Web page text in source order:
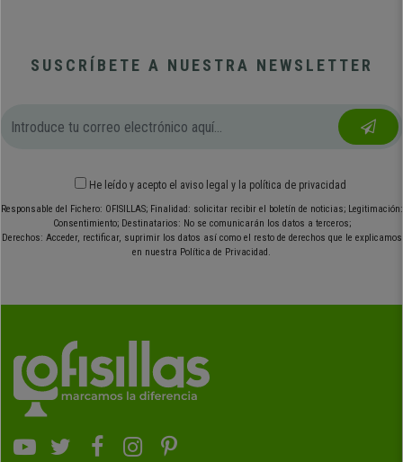
SUSCRÍBETE A NUESTRA NEWSLETTER
He leído y acepto el aviso legal y la política de privacidad
Responsable del Fichero: OFISILLAS; Finalidad: solicitar recibir el boletín de noticias; Legitimación:
Consentimiento; Destinatarios: No se comunicarán los datos a terceros;
Derechos: Acceder, rectificar, suprimir los datos así como el resto de derechos que le explicamos
en nuestra Política de Privacidad.